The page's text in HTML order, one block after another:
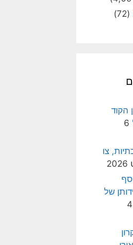
(72)
הקוד
6
צו
של
4